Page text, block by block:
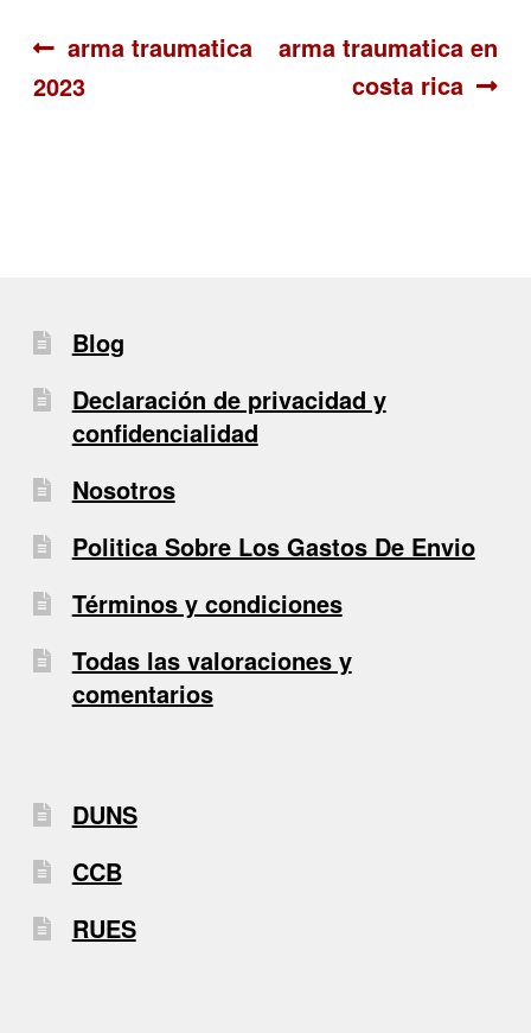
Navegación
de
Anterior:
arma traumatica
2023
Siguiente:
arma traumatica en
costa rica
Blog
Declaración de privacidad y
confidencialidad
Nosotros
Politica Sobre Los Gastos De Envio
Términos y condiciones
Todas las valoraciones y
comentarios
DUNS
CCB
RUES